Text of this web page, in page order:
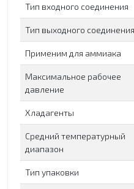
Тип входного соединения
Тип выходного соединения
Применим для аммиака
Максимальное рабочее
давление
Хладагенты
Средний температурный
диапазон
Тип упаковки